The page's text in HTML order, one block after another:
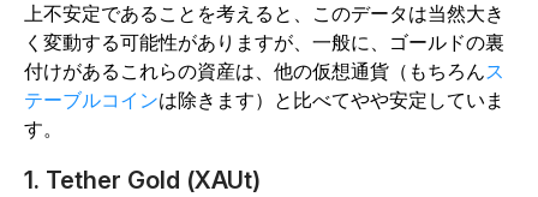
上不安定であることを考えると、このデータは当然大き
く変動する可能性がありますが、一般に、ゴールドの裏
付けがあるこれらの資産は、他の仮想通貨（もちろんス
テーブルコインは除きます）と比べてやや安定していま
す。
1. Tether Gold (XAUt)